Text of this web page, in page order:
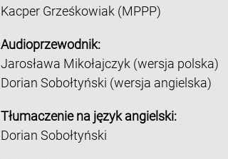
Kacper Grześkowiak (MPPP)
Audioprzewodnik:
Jarosława Mikołajczyk (wersja polska)
Dorian Sobołtyński (wersja angielska)
Tłumaczenie na język angielski:
Dorian Sobołtyński